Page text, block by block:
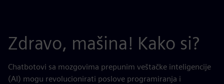
Zdravo, mašina! Kako si?
Chatbotovi sa mozgovima prepunim veštačke inteligencije
(AI) mogu revolucionirati poslove programiranja i